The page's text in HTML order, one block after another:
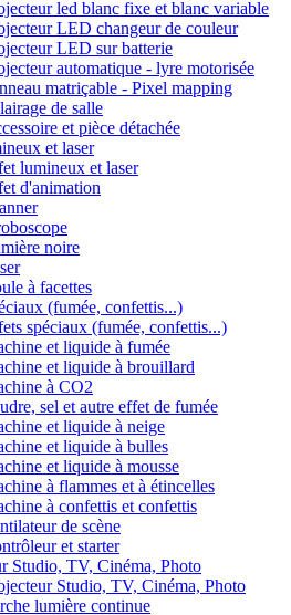
led blanc fixe et blanc variable
LED changeur de couleur
LED sur batterie
automatique - lyre motorisée
matriçable - Pixel mapping
de salle
et pièce détachée
et laser
lumineux et laser
d'animation
noire
à facettes
(fumée, confettis...)
spéciaux (fumée, confettis...)
et liquide à fumée
et liquide à brouillard
à CO2
sel et autre effet de fumée
et liquide à neige
et liquide à bulles
et liquide à mousse
à flammes et à étincelles
à confettis et confettis
de scène
et starter
Studio, TV, Cinéma, Photo
Studio, TV, Cinéma, Photo
lumière continue